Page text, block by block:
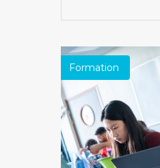
Formation